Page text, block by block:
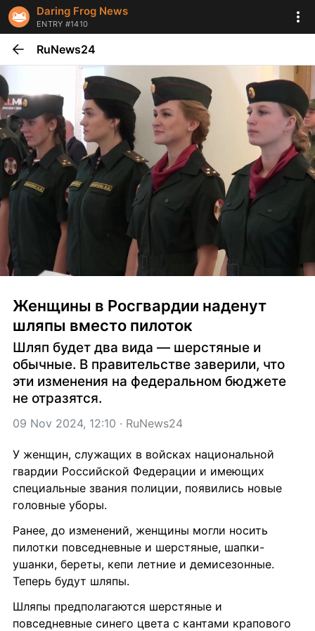
Daring Frog News
ENTRY #1410
RuNews24
Женщины в Росгвардии наденут
шляпы вместо пилоток
Шляп будет два вида — шерстяные и
обычные. В правительстве заверили, что
эти изменения на федеральном бюджете
не отразятся.
09 Nov 2024, 12:10 · RuNews24
У женщин, служащих в войсках национальной
гвардии Российской Федерации и имеющих
специальные звания полиции, появились новые
головные уборы.
Ранее, до изменений, женщины могли носить
пилотки повседневные и шерстяные, шапки-
ушанки, береты, кепи летние и демисезонные.
Теперь будут шляпы.
Шляпы предполагаются шерстяные и
повседневные синего цвета с кантами крапового